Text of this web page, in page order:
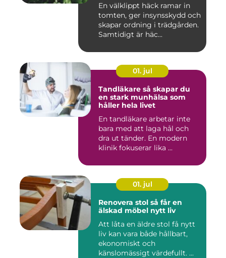
En välklippt häck ramar in
tomten, ger insynsskydd och
skapar ordning i trädgården.
Samtidigt är häc...
01. jul
Tandläkare så skapar du
en stark munhälsa som
håller hela livet
En tandläkare arbetar inte
bara med att laga hål och
dra ut tänder. En modern
klinik fokuserar lika ...
01. jul
Renovera stol så får en
älskad möbel nytt liv
Att låta en äldre stol få nytt
liv kan vara både hållbart,
ekonomiskt och
känslomässigt värdefullt. ...